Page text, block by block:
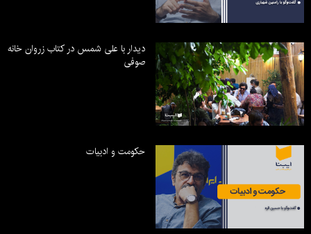
دیدار با علی شمس در کتاب زروان خانه
صوفی
حکومت و ادبیات